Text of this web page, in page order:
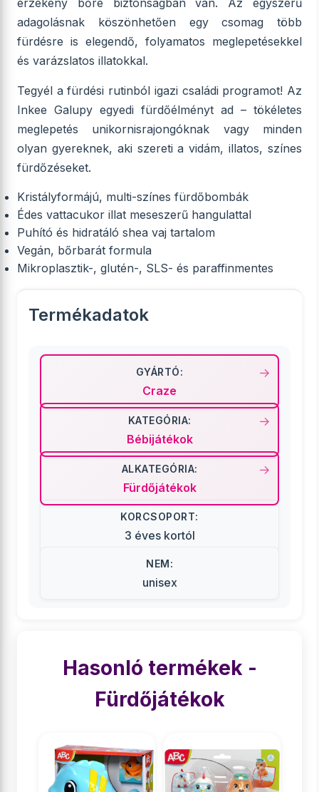
érzékeny bőre biztonságban van. Az egyszerű
adagolásnak köszönhetően egy csomag több
fürdésre is elegendő, folyamatos meglepetésekkel
és varázslatos illatokkal.
Tegyél a fürdési rutinból igazi családi programot! Az
Inkee Galupy egyedi fürdőélményt ad – tökéletes
meglepetés unikornisrajongóknak vagy minden
olyan gyereknek, aki szereti a vidám, illatos, színes
fürdőzéseket.
Kristályformájú, multi-színes fürdőbombák
Édes vattacukor illat meseszerű hangulattal
Puhító és hidratáló shea vaj tartalom
Vegán, bőrbarát formula
Mikroplasztik-, glutén-, SLS- és paraffinmentes
Termékadatok
GYÁRTÓ:
Craze
KATEGÓRIA:
Bébijátékok
ALKATEGÓRIA:
Fürdőjátékok
KORCSOPORT:
3 éves kortól
NEM:
unisex
Hasonló termékek -
Fürdőjátékok